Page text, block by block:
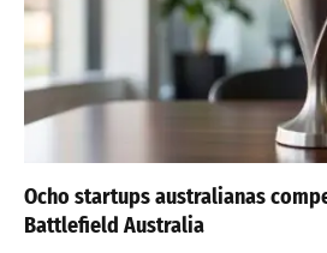
Ocho startups australianas
Battlefield Australia